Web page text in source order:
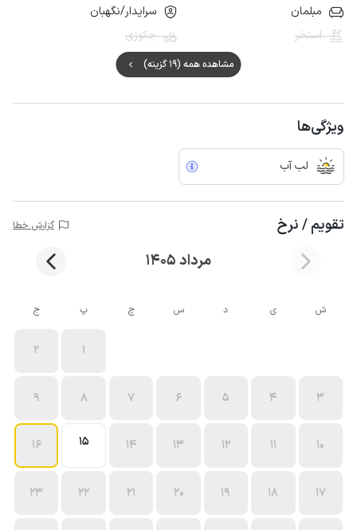
مبلمان
سرایدار/نگهبان
استخر
جکوزی
مشاهده همه (19 گزینه)
ویژگی‌ها
لب آب
تقویم / نرخ گزارش خطا
مرداد 1405
ش ی د س چ پ ج
1
2
3
4
5
6
7
8
9
10
11
12
13
14
15
16
17
18
19
20
21
22
23